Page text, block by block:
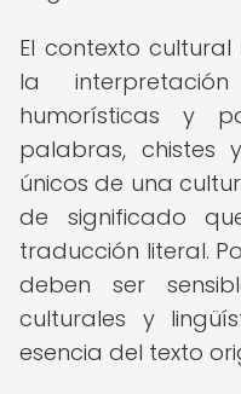
El contexto
la
humorísticas y
palabras, chistes
únicos de una
de significado
traducción literal.
deben ser
culturales y
esencia del texto